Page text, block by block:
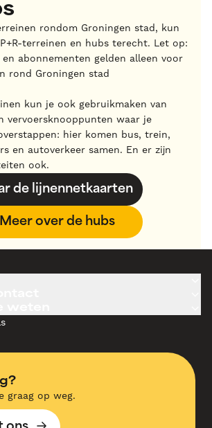
rondom Groningen stad, kun
terreinen en hubs terecht. Let op:
en abonnementen gelden alleen voor
rond Groningen stad
kun je ook gebruikmaken van
vervoersknooppunten waar je
hier komen bus, trein,
en autoverkeer samen. En er zijn
ook.
de lijnennetkaarten
Meer over de hubs
graag op weg.